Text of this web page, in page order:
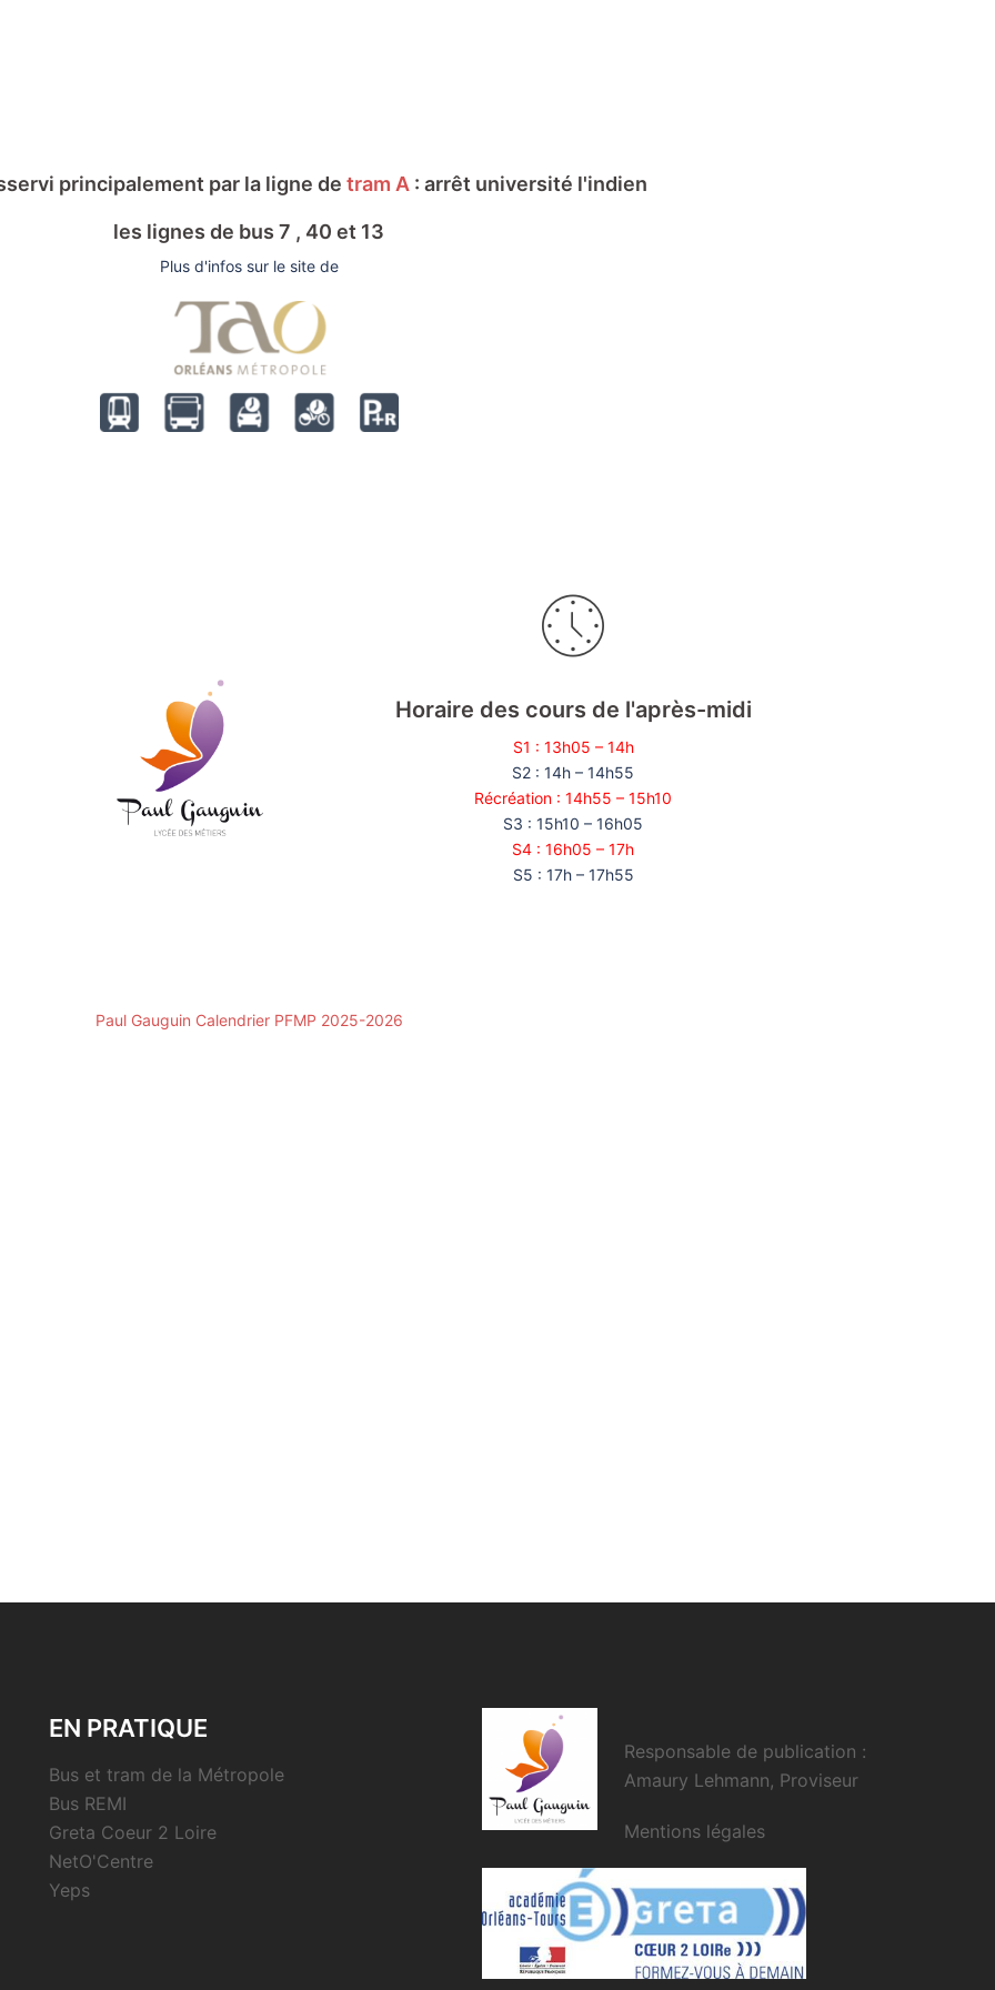
principalement par la ligne de tram A: arrêt université l'indien
les lignes de bus 7 , 40 et 13
Plus d'infos sur le site de
Horaire des cours de l'après-midi
S1 : 13h05 – 14h
S2 : 14h – 14h55
Récréation : 14h55 – 15h10
S3 : 15h10 – 16h05
S4 : 16h05 – 17h
S5 : 17h – 17h55
Paul Gauguin Calendrier PFMP 2025-2026
EN PRATIQUE
Bus et tram de la Métropole
Bus REMI
Greta Coeur 2 Loire
NetO'Centre
Yeps
Responsable de publication :
Amaury Lehmann, Proviseur
Mentions légales